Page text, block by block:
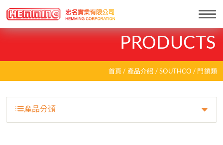
PRODUCTS
首頁 產品介紹 SOUTHCO 門鎖類
產品分類